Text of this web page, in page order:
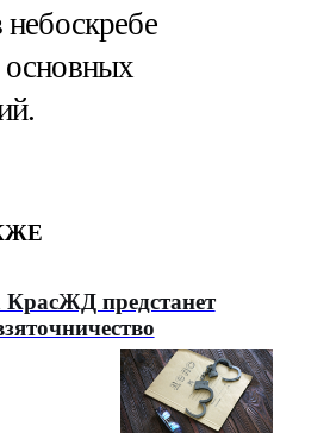
небоскребе
основных
предстанет